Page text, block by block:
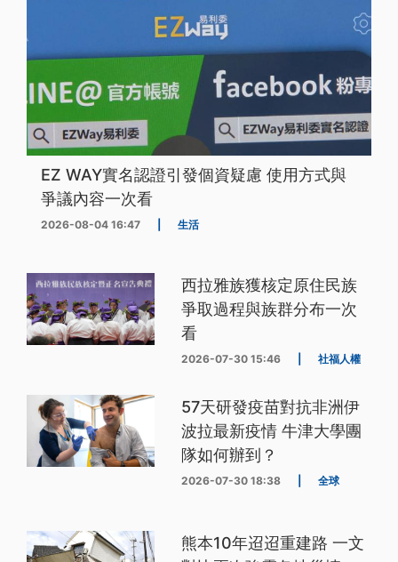
EZ WAY實名認證引發個資疑慮 使用方式與
爭議內容一次看
2026-08-04 16:47 生活
西拉雅族獲核定原住民族
爭取過程與族群分布一次
看
2026-07-30 15:46 社福人權
57天研發疫苗對抗非洲伊
波拉最新疫情 牛津大學團
隊如何辦到？
2026-07-30 18:38 全球
熊本10年迢迢重建路 一文